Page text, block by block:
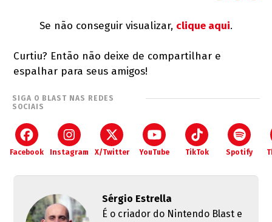
Se não conseguir visualizar, clique aqui.
Curtiu? Então não deixe de compartilhar e
espalhar para seus amigos!
SIGA O BLAST NAS REDES
SOCIAIS
Facebook Instagram X/Twitter YouTube TikTok Spotify
Sérgio Estrella
É o criador do Nintendo Blast e